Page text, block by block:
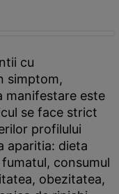
cu
simptom,
manifestare este
se face strict
profilului
aparitia: dieta
consumul
obezitatea,